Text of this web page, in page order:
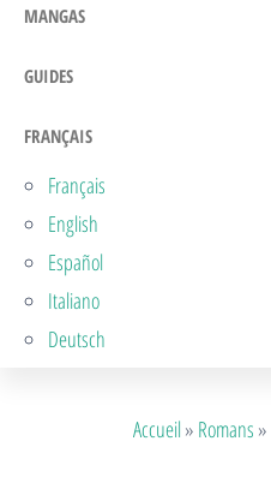
MANGAS
GUIDES
FRANÇAIS
Français
English
Español
Italiano
Deutsch
Accueil» Romans »